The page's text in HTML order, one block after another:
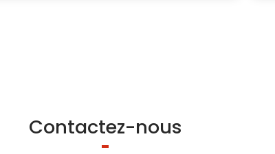
Contactez-nous